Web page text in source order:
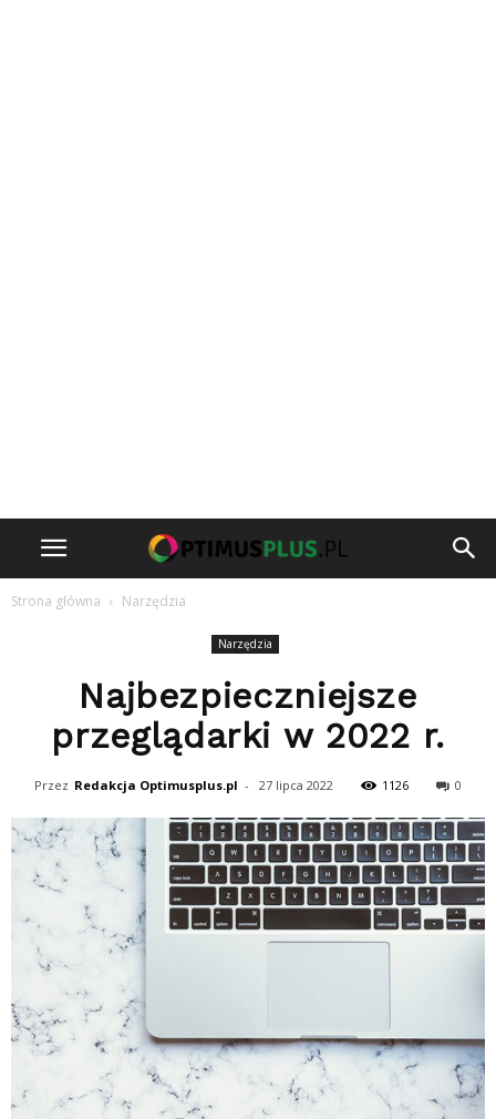
Strona główna Narzędzia
Narzędzia
Najbezpieczniejsze
przeglądarki w 2022 r.
Przez Redakcja Optimusplus.pl - 27 lipca 2022 1126 0